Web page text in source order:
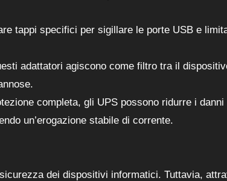
tappi specifici per sigillare le porte USB e
adattatori agiscono come filtro tra il
completa, gli UPS possono ridurre i danni
un’erogazione stabile di corrente.
dei dispositivi informatici. Tuttavia,